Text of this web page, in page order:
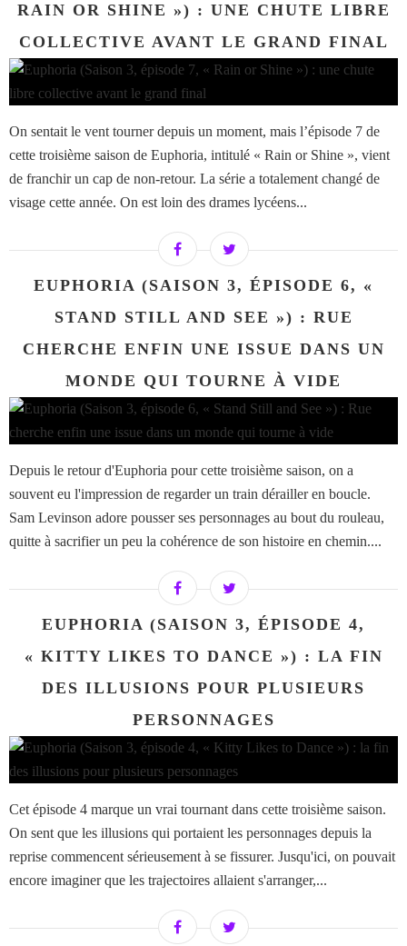
RAIN OR SHINE ») : UNE CHUTE LIBRE
COLLECTIVE AVANT LE GRAND FINAL
On sentait le vent tourner depuis un moment, mais l’épisode 7 de
cette troisième saison de Euphoria, intitulé « Rain or Shine », vient
de franchir un cap de non-retour. La série a totalement changé de
visage cette année. On est loin des drames lycéens...
EUPHORIA (SAISON 3, ÉPISODE 6, «
STAND STILL AND SEE ») : RUE
CHERCHE ENFIN UNE ISSUE DANS UN
MONDE QUI TOURNE À VIDE
Depuis le retour d'Euphoria pour cette troisième saison, on a
souvent eu l'impression de regarder un train dérailler en boucle.
Sam Levinson adore pousser ses personnages au bout du rouleau,
quitte à sacrifier un peu la cohérence de son histoire en chemin....
EUPHORIA (SAISON 3, ÉPISODE 4,
« KITTY LIKES TO DANCE ») : LA FIN
DES ILLUSIONS POUR PLUSIEURS
PERSONNAGES
Cet épisode 4 marque un vrai tournant dans cette troisième saison.
On sent que les illusions qui portaient les personnages depuis la
reprise commencent sérieusement à se fissurer. Jusqu'ici, on pouvait
encore imaginer que les trajectoires allaient s'arranger,...